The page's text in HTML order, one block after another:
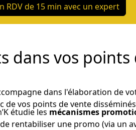
RDV de 15 min avec un expert
vos points
dans l'élaboration de
vos points de vente
étudie les mécanismes
rentabiliser une promo (via un